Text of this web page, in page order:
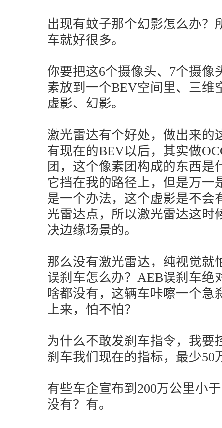
出现有蚊子那个幻影怎么办？
车就好很多。
你要把这6个摄像头、7个摄像
素放到一个BEV空间里、三维
虚影、幻影。
激光雷达有个好处，做出来的
有现在的BEV以后，其实做
团，这个像素团构成的东西是
它挡在我的路径上，但是万一
是一个办法，这个虚影是不会
光雷达点，所以激光雷达这时
决边缘场景的。
那么没有激光雷达，纯视觉就
误刹车怎么办？AEB误刹车绝
啥都没有，这辆车咔嚓一个急
上来，怕不怕？
为什么不敢发刹车指令，我要
刹车我们现在的指标，最少50
有些车企宣布到200万公里小
没有？有。